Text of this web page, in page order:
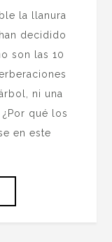
la llanura
decidido
son las 10
ni una
qué los
en este